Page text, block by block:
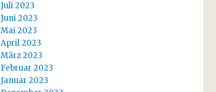
Juli 2023
Juni 2023
Mai 2023
April 2023
März 2023
Februar 2023
Januar 2023